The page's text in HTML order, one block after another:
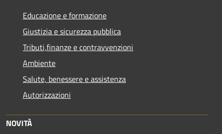
Educazione e formazione
Giustizia e sicurezza pubblica
Tributi,finanze e contravvenzioni
Ambiente
Salute, benessere e assistenza
Autorizzazioni
NOVITÀ